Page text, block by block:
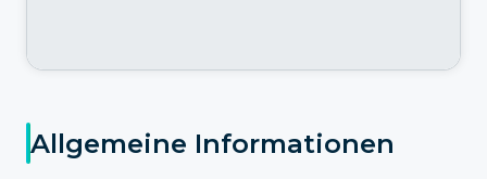
Allgemeine Informationen